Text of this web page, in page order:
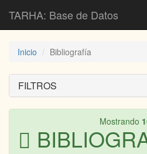
TARHA: Base de Datos
Inicio Bibliografía
FILTROS
Mostrando